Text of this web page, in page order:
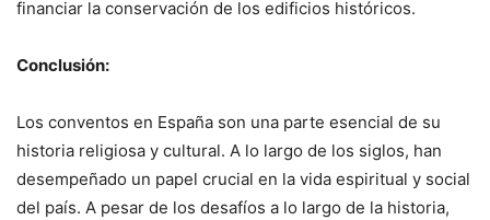
financiar la conservación de los edificios históricos.
Conclusión:
Los conventos en España son una parte esencial de su
historia religiosa y cultural. A lo largo de los siglos, han
desempeñado un papel crucial en la vida espiritual y social
del país. A pesar de los desafíos a lo largo de la historia,